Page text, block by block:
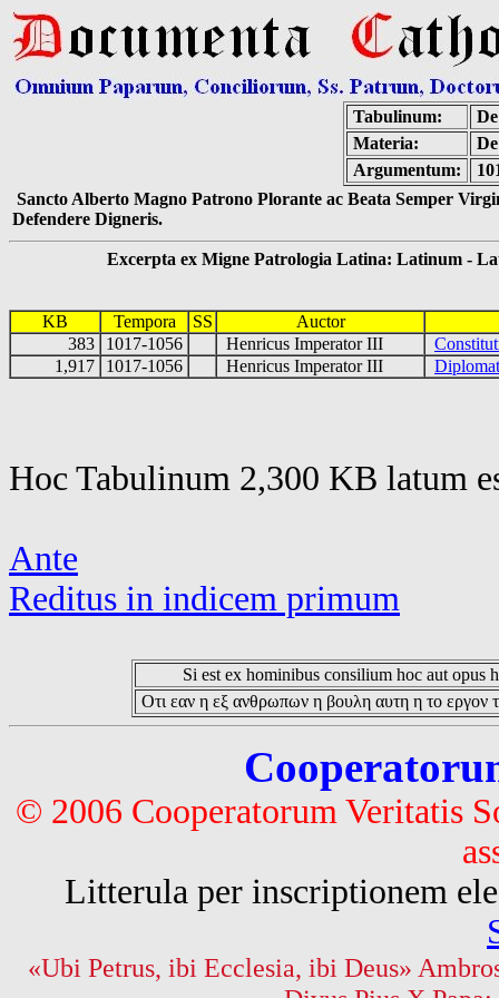
Tabulinum:
Materia:
Argumentum:
Sancto Alberto Magno Patrono Plorante ac Beata Semper
Defendere Digneris.
Excerpta ex Migne Patrologia Latina: Latinum -
KB Tempora SS
Auctor
383
1017-1056 Henricus Imperator III
1,917
1017-1056 Henricus Imperator III
Hoc Tabulinum 2,300 KB latum
Ante
Reditus in indicem primum
Si est ex hominibus consilium hoc aut opus
Οτι εαν η εξ ανθρωπων η βουλη αυτη η το εργον
© 2006 Cooperatorum Veritatis
Litterula per inscriptionem
«Ubi Petrus, ibi Ecclesia, ibi Deus»